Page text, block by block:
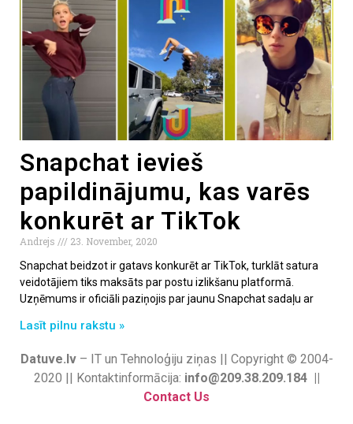
Snapchat ievieš
papildinājumu, kas varēs
konkurēt ar TikTok
Andrejs
23. November, 2020
Snapchat beidzot ir gatavs konkurēt ar TikTok, turklāt satura
veidotājiem tiks maksāts par postu izlikšanu platformā.
Uzņēmums ir oficiāli paziņojis par jaunu Snapchat sadaļu ar
Lasīt pilnu rakstu »
Datuve.lv– IT un Tehnoloģiju ziņas || Copyright © 2004-
2020 || Kontaktinformācija: info@209.38.209.184 ||
Contact Us